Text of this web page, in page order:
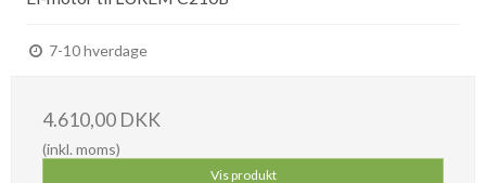
7-10 hverdage
4.610,00 DKK
(inkl. moms)
Vis produkt